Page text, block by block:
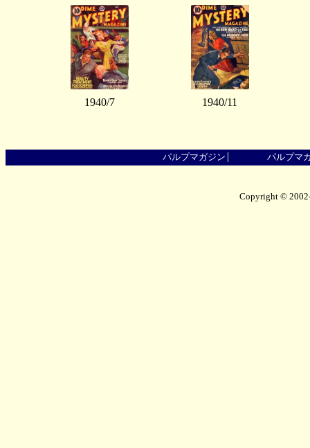
1940/7 1940/11
パルプマガジン パルプマ
Copyright ©